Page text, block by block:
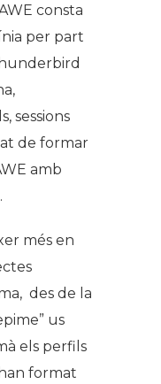
consta
per part
sessions
de formar
amb
més en
des de la
us
els perfils
format